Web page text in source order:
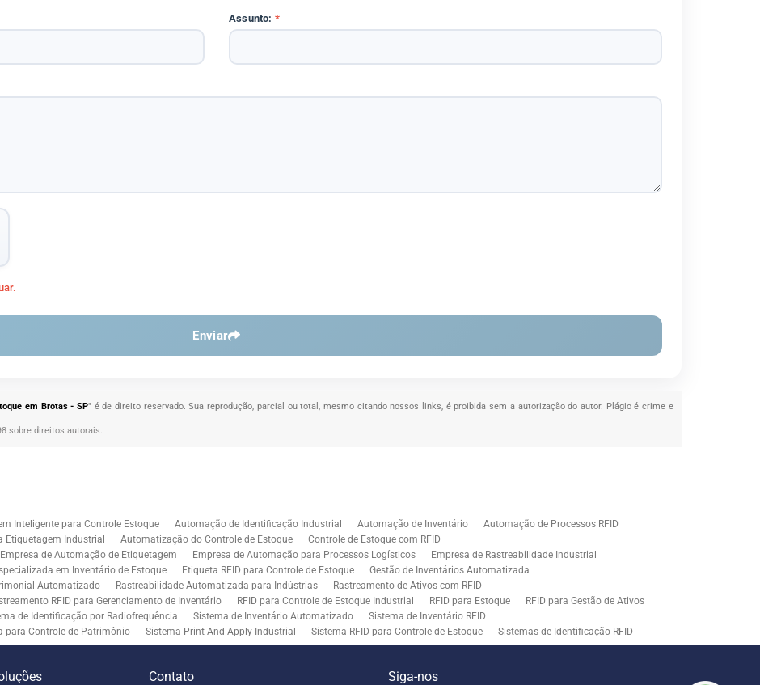
Assunto: *
Enviar
em Brotas - SP" é de direito reservado. Sua reprodução, parcial ou total, mesmo citando nossos links, é proibida sem a autorização do autor. Plágio é crime e
sobre direitos autorais.
Inteligente para Controle Estoque Automação de Identificação Industrial Automação de Inventário
Automação de Processos RFID
Etiquetagem Industrial Automatização do Controle de Estoque
Controle de Estoque com RFID
Empresa de Automação de Etiquetagem Empresa de Automação para Processos Logísticos
Empresa de Rastreabilidade Industrial
em Inventário de Estoque Etiqueta RFID para Controle de Estoque
Gestão de Inventários Automatizada
Automatizado Rastreabilidade Automatizada para Indústrias
Rastreamento de Ativos com RFID
RFID para Gerenciamento de Inventário RFID para Controle de Estoque Industrial RFID para Estoque
RFID para Gestão de Ativos
de Identificação por Radiofrequência Sistema de Inventário Automatizado
Sistema de Inventário RFID
para Controle de Patrimônio Sistema Print And Apply Industrial Sistema RFID para Controle de Estoque
Sistemas de Identificação RFID
RFID para Indústria Soluções de Impressão e Aplicação de Etiquetas
Soluções em Rastreamento RFID
de Middleware para Integração Tecnologia de Middleware e Ferramentas para Integração Middleware para Integração de Sistemas
Contato Siga-nos